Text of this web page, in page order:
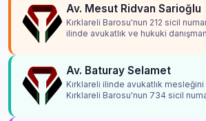
Av. Mesut Ridvan Sarioğlu
Kırklareli Barosu'nun 212 sicil
ilinde avukatlık ve hukuki
Av. Baturay Selamet
Kırklareli ilinde avukatlık
Kırklareli Barosu'nun 734 sicil